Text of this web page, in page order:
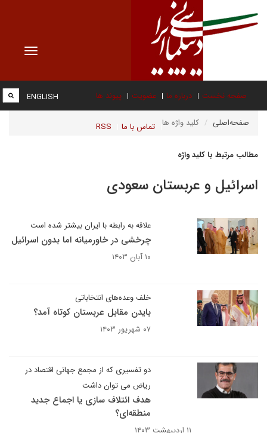
Toggle
صفحه نخست درباره ما عضویت پیوند ها
تماس با ما RSS
ENGLISH
صفحه‌اصلی کلید واژه ها
مطالب مرتبط با کلید واژه
اسرائیل و عربستان سعودی
علاقه به رابطه با ایران بیشتر شده است
چرخشی در خاورمیانه اما بدون اسرائیل
۱۰ آبان ۱۴۰۳
خلف وعده‌های انتخاباتی
بایدن مقابل عربستان کوتاه آمد؟
۰۷ شهریور ۱۴۰۳
دو تفسیری که از مجمع جهانی اقتصاد در
ریاض می توان داشت
هدف ائتلاف‌ سازی یا اجماع جدید
منطقه‌ای؟
۱۱ اردیبهشت ۱۴۰۳